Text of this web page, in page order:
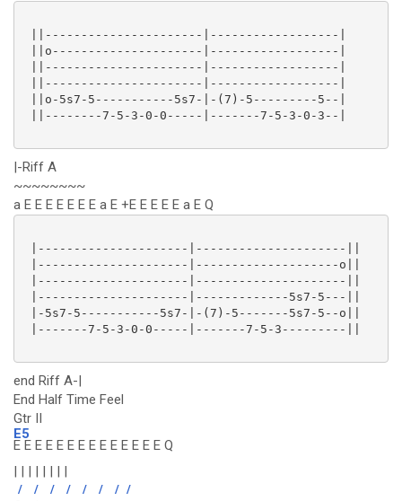
||----------------------|------------------|
||o---------------------|------------------|
||----------------------|------------------|
||----------------------|------------------|
||o-5s7-5-----------5s7-|-(7)-5---------5--|
||--------7-5-3-0-0-----|-------7-5-3-0-3--|
|-Riff A
~~~~~~~~
a E E E E E E E a E +E E E E E a E Q
|---------------------|---------------------||
|---------------------|--------------------o||
|---------------------|---------------------||
|---------------------|-------------5s7-5---||
|-5s7-5-----------5s7-|-(7)-5-------5s7-5--o||
|-------7-5-3-0-0-----|-------7-5-3---------||
end Riff A-|
End Half Time Feel
Gtr II
E5
E E E E E E E E E E E E E E Q
| | | | | | | |
/ / / / / / / /